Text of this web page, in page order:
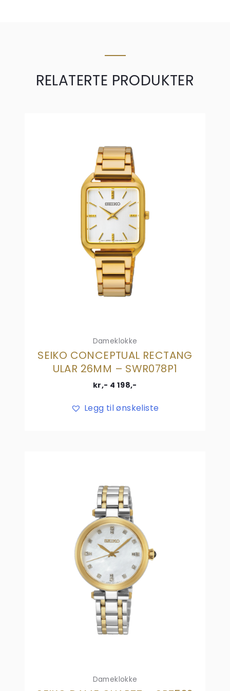
RELATERTE PRODUKTER
Dameklokke
SEIKO CONCEPTUAL RECTANG
ULAR 26MM – SWR078P1
kr,- 4 198,-
Legg til ønskeliste
Dameklokke